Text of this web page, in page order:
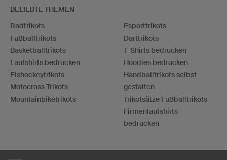
BELIEBTE THEMEN
Radtrikots
Fußballtrikots
Basketballtrikots
Laufshirts bedrucken
Eishockeytrikots
Motocross Trikots
Mountainbiketrikots
Esporttrikots
Darttrikots
T-Shirts bedrucken
Hoodies bedrucken
Handballtrikots selbst
gestalten
Trikotsätze Fußballtrikots
Firmenlaufshirts
bedrucken